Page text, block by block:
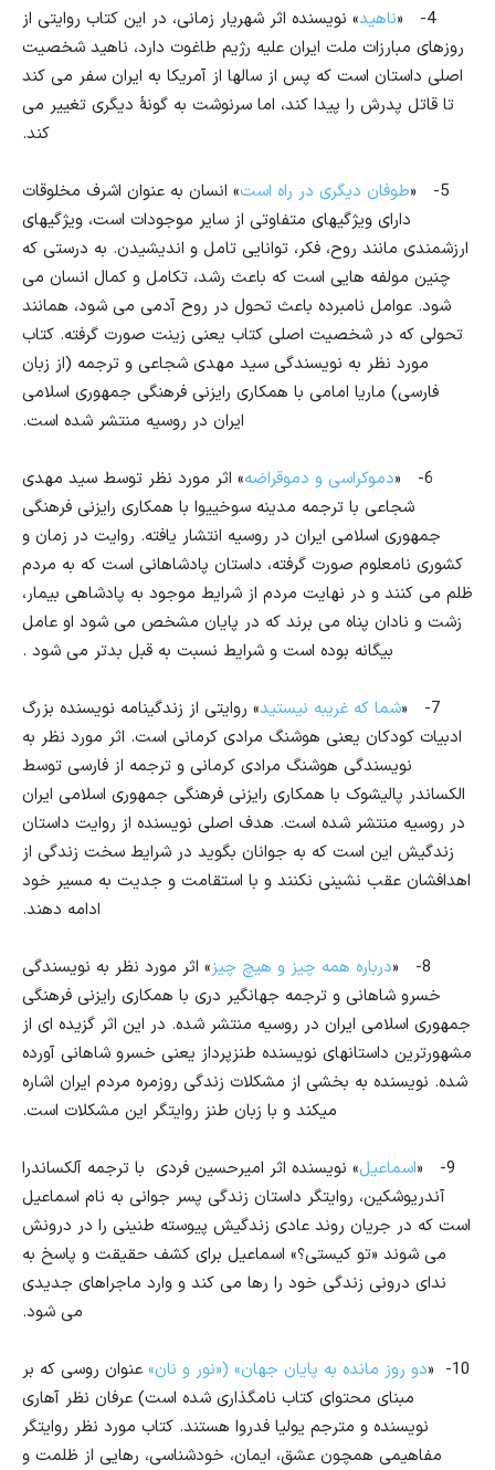
4-
«ناهید» نویسنده اثر شهریار زمانی، در این کتاب روایتی از
روزهای مبارزات ملت ایران علیه رژیم طاغوت دارد، ناهید شخصیت
اصلی داستان است که پس از سالها از آمریکا به ایران سفر می کند
تا قاتل پدرش را پیدا کند، اما سرنوشت به گونۀ دیگری تغییر می
کند.
5-
«طوفان دیگری در راه است» انسان به عنوان اشرف مخلوقات
دارای ویژگیهای متفاوتی از سایر موجودات است، ویژگیهای
ارزشمندی مانند روح، فکر، توانایی تامل و اندیشیدن. به درستی که
چنین مولفه هایی است که باعث رشد، تکامل و کمال انسان می
شود. عوامل نامبرده باعث تحول در روح آدمی می شود، همانند
تحولی که در شخصیت اصلی کتاب یعنی زینت صورت گرفته. کتاب
مورد نظر به نویسندگی سید مهدی شجاعی و ترجمه (از زبان
فارسی) ماریا امامی با همکاری رایزنی فرهنگی جمهوری اسلامی
ایران در روسیه منتشر شده است.
6-
«دموکراسی و دموقراضه» اثر مورد نظر توسط سید مهدی
شجاعی با ترجمه مدینه سوخییوا با همکاری رایزنی فرهنگی
جمهوری اسلامی ایران در روسیه انتشار یافته. روایت در زمان و
کشوری نامعلوم صورت گرفته، داستان پادشاهانی است که به مردم
ظلم می کنند و در نهایت مردم از شرایط موجود به پادشاهی بیمار،
زشت و نادان پناه می برند که در پایان مشخص می شود او عامل
بیگانه بوده است و شرایط نسبت به قبل بدتر می شود .
7-
«شما که غریبه نیستید» روایتی از زندگینامه نویسنده بزرگ
ادبیات کودکان یعنی هوشنگ مرادی کرمانی است. اثر مورد نظر به
نویسندگی هوشنگ مرادی کرمانی و ترجمه از فارسی توسط
الکساندر پالیشوک با همکاری رایزنی فرهنگی جمهوری اسلامی ایران
در روسیه منتشر شده است. هدف اصلی نویسنده از روایت داستان
زندگیش این است که به جوانان بگوید در شرایط سخت زندگی از
اهدافشان عقب نشینی نکنند و با استقامت و جدیت به مسیر خود
ادامه دهند.
8-
«درباره همه چیز و هیچ چیز» اثر مورد نظر به نویسندگی
خسرو شاهانی و ترجمه جهانگیر دری با همکاری رایزنی فرهنگی
جمهوری اسلامی ایران در روسیه منتشر شده. در این اثر گزیده ای از
مشهورترین داستانهای نویسنده طنزپرداز یعنی خسرو شاهانی آورده
شده. نویسنده به بخشی از مشکلات زندگی روزمره مردم ایران اشاره
میکند و با زبان طنز روایتگر این مشکلات است.
9-
«اسماعیل» نویسنده اثر امیرحسین فردی با ترجمه آلکساندرا
آندریوشکین، روایتگر داستان زندگی پسر جوانی به نام اسماعیل
است که در جریان روند عادی زندگیش پیوسته طنینی را در درونش
می شوند «تو کیستی؟» اسماعیل برای کشف حقیقت و پاسخ به
ندای درونی زندگی خود را رها می کند و وارد ماجراهای جدیدی
می شود.
10-
«دو روز مانده به پایان جهان» («نور و نان» عنوان روسی که بر
مبنای محتوای کتاب نامگذاری شده است) عرفان نظر آهاری
نویسنده و مترجم یولیا فدروا هستند. کتاب مورد نظر روایتگر
مفاهیمی همچون عشق، ایمان، خودشناسی، رهایی از ظلمت و